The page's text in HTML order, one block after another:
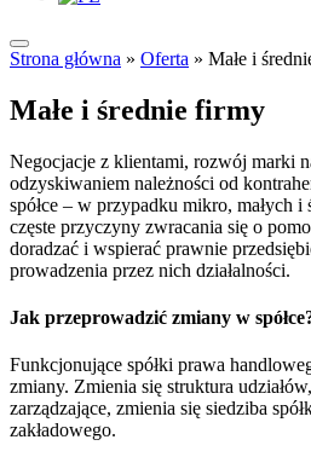
Strona główna » Oferta » Małe i
Małe i średnie firmy
Negocjacje z klientami, rozwój marki
odzyskiwaniem należności od
spółce – w przypadku mikro, małych
częste przyczyny zwracania się o
doradzać i wspierać prawnie
prowadzenia przez nich działalności.
Jak przeprowadzić zmiany w
Funkcjonujące spółki prawa
zmiany. Zmienia się struktura
zarządzające, zmienia się siedziba
zakładowego.